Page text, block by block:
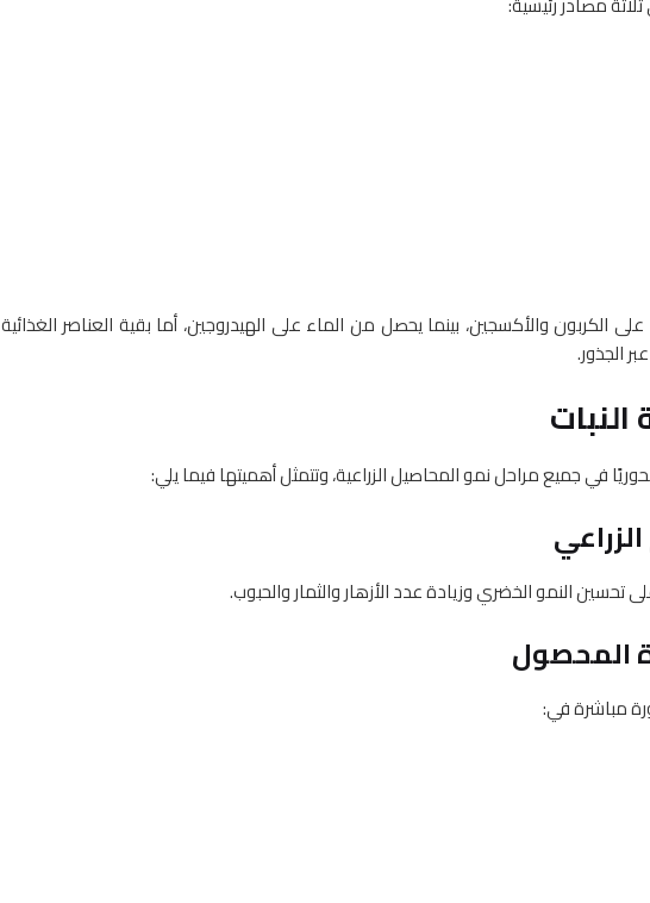
الكربون والأكسجين، بينما يحصل من الماء على الهيدروجين، أما بقية العناصر الغذائية
الجذور.
في جميع مراحل نمو المحاصيل الزراعية، وتتمثل أهميتها فيما يلي:
تحسين النمو الخضري وزيادة عدد الأزهار والثمار والحبوب.
مباشرة في: